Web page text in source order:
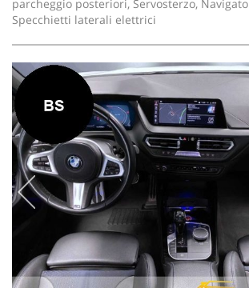
parcheggio posteriori, Servosterzo,
Specchietti laterali elettrici